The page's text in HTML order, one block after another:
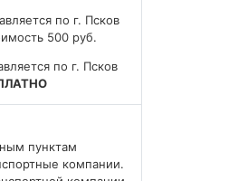
по г. Псков
500 руб.
по г. Псков
пунктам
компании.